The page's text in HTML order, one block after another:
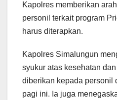
Kapolres memberikan
personil terkait program
harus diterapkan.
Kapolres Simalungun
syukur atas kesehatan
diberikan kepada personil
pagi ini. Ia juga